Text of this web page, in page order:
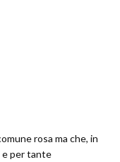
rosa ma che, in
e per tante